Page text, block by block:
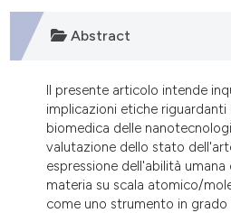
of the citation, a
describing whether
mentions, or contrasts
cited claim, and a label
in which section the
was made.
Abstract
Il presente articolo intende
implicazioni etiche riguardanti
biomedica delle
valutazione dello stato
espressione dell'abilità umana
materia su scala atomico/
come uno strumento in